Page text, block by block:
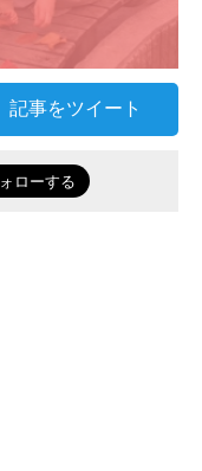
記事をツイート